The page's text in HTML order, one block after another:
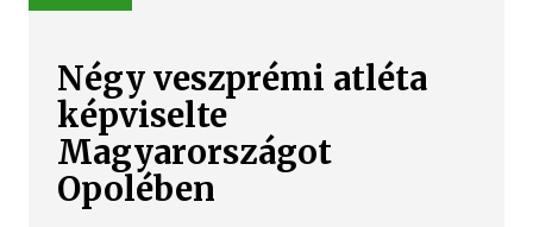
Négy veszprémi atléta
képviselte
Magyarországot
Opolében